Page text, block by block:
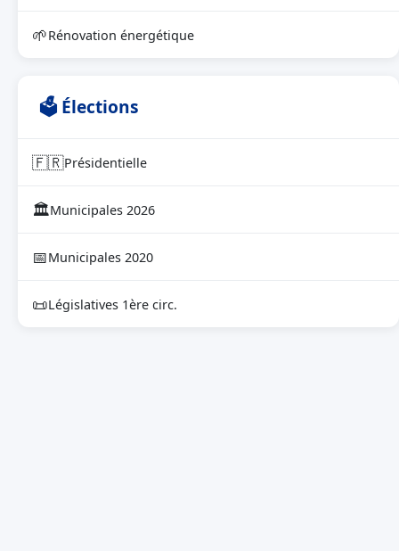
🌱Rénovation énergétique
🗳 Élections
🇫🇷Présidentielle
🏛Municipales 2026
📅Municipales 2020
📜Législatives 1ère circ.